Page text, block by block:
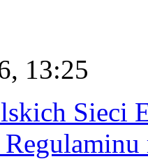
13:25
Sieci